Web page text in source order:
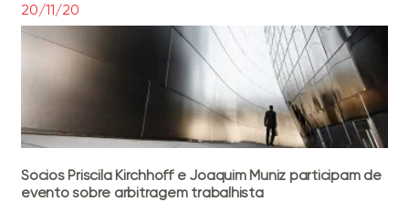
20/11/20
Sócios Priscila Kirchhoff e Joaquim Muniz participam de
evento sobre arbitragem trabalhista